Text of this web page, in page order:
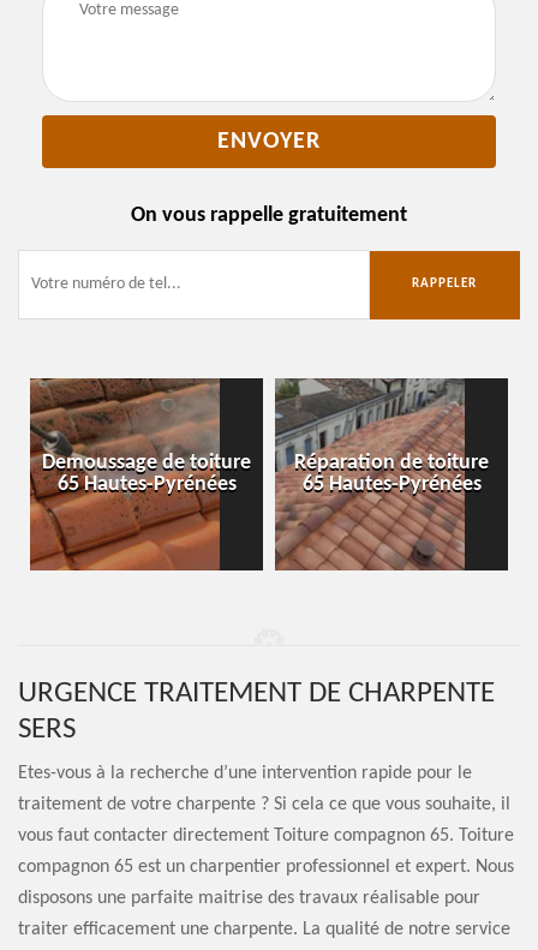
On vous rappelle gratuitement
Demoussage de toiture
65 Hautes-Pyrénées
Réparation de toiture
65 Hautes-Pyrénées
URGENCE TRAITEMENT DE CHARPENTE
SERS
Etes-vous à la recherche d’une intervention rapide pour le
traitement de votre charpente ? Si cela ce que vous souhaite, il
vous faut contacter directement Toiture compagnon 65. Toiture
compagnon 65 est un charpentier professionnel et expert. Nous
disposons une parfaite maitrise des travaux réalisable pour
traiter efficacement une charpente. La qualité de notre service